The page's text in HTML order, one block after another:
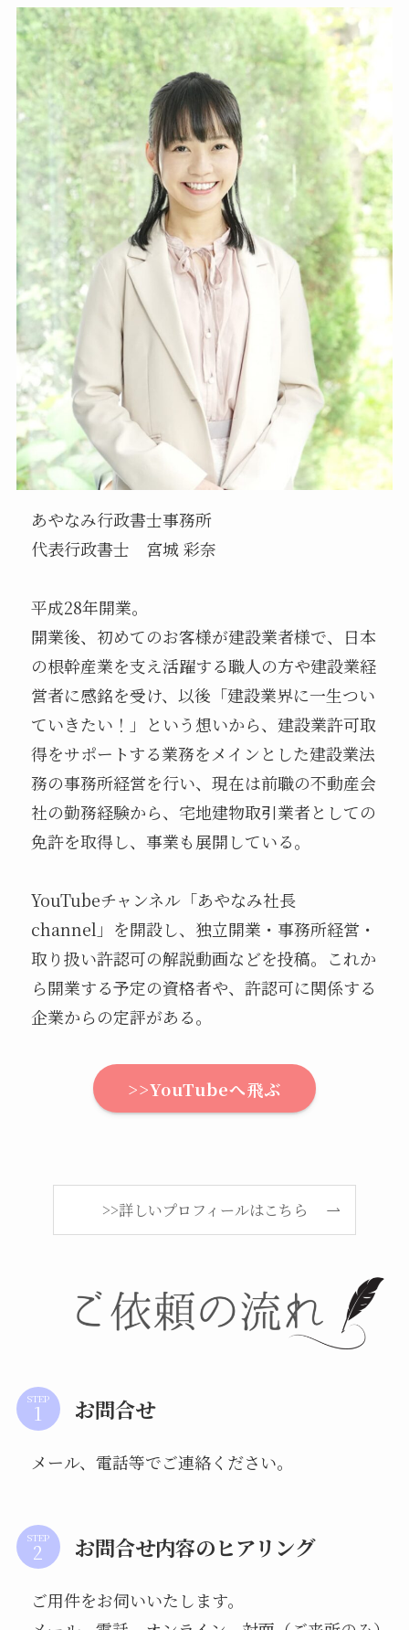
あやなみ行政書士事務所
代表行政書士 宮城 彩奈
平成28年開業。
開業後、初めてのお客様が建設業者様で、日本
の根幹産業を支え活躍する職人の方や建設業経
営者に感銘を受け、以後「建設業界に一生つい
ていきたい！」という想いから、建設業許可取
得をサポートする業務をメインとした建設業法
務の事務所経営を行い、現在は前職の不動産会
社の勤務経験から、宅地建物取引業者としての
免許を取得し、事業も展開している。
YouTubeチャンネル「あやなみ社長
channel」を開設し、独立開業・事務所経営・
取り扱い許認可の解説動画などを投稿。これか
ら開業する予定の資格者や、許認可に関係する
企業からの定評がある。
>>YouTubeへ飛ぶ
>>詳しいプロフィールはこちら
STEP お問合せ
メール、電話等でご連絡ください。
STEP お問合せ内容のヒアリング
ご用件をお伺いいたします。